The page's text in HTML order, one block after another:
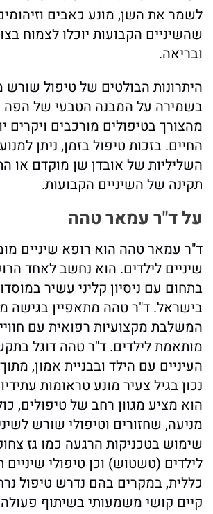
לשמר את השן, מונע כאבים
שהשיניים הקבועות יוכלו לצמוח
ובריאה.
היתרונות הבולטים של טיפול שורש
בשמירה על המבנה הטבעי של הפה
מהצורך בטיפולים מורכבים ויקרים
החיים. בזכות טיפול בזמן, ניתן
השליליות של אובדן שן מוקדם או
תקינה של השיניים הקבועות.
על ד"ר עמאר טהה
ד"ר עמאר טהה הוא רופא שיניים
שיניים לילדים. הוא נחשב לאחד
בתחום עם ניסיון קליני עשיר
בישראל. ד"ר טהה מתאפיין בגישה
המשלבת מקצועיות רפואית עם
מותאמת לילדים. ד"ר טהה דוגל
העיניים עם הילד ובבניית אמון,
נכון בגיל צעיר מונע טראומות
הוא מציע מגוון רחב של טיפולים,
מניעה, שחזורים וטיפולי שורש
שימוש בטכניקות הרגעה כמו גז
לילדים (טשטוש) וכן טיפולי
כללית, במקרים בהם נדרש טיפול
קיים קושי משמעותי בשיתוף